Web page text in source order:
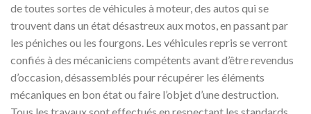
de toutes sortes de véhicules à moteur, des autos qui se
trouvent dans un état désastreux aux motos, en passant par
les péniches ou les fourgons. Les véhicules repris se verront
confiés à des mécaniciens compétents avant d’être revendus
d’occasion, désassemblés pour récupérer les éléments
mécaniques en bon état ou faire l’objet d’une destruction.
Tous les travaux sont effectués en respectant les standards